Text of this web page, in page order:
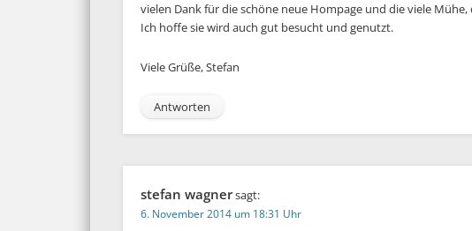
vielen Dank für die schöne neue Hompage und die viele
Ich hoffe sie wird auch gut besucht und genutzt.
Viele Grüße, Stefan
Antworten
stefan wagnersagt:
6. November 2014 um 18:31 Uhr